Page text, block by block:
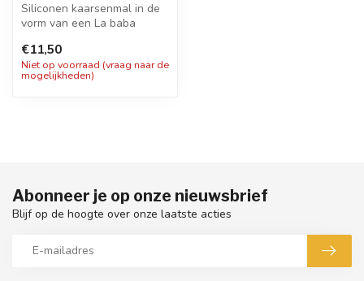
Siliconen kaarsenmal in de
vorm van een La baba
van 85...
€11,50
Niet op voorraad (vraag naar de
mogelijkheden)
Abonneer je op onze nieuwsbrief
Blijf op de hoogte over onze laatste acties